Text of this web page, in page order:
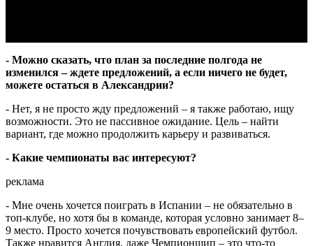
- Можно сказать, что план за последние полгода не
изменился – ждете предложений, а если ничего не будет,
можете остаться в Александрии?
- Нет, я не просто жду предложений – я также работаю, ищу
возможности. Это не пассивное ожидание. Цель – найти
вариант, где можно продолжить карьеру и развиваться.
- Какие чемпионаты вас интересуют?
реклама
- Мне очень хочется поиграть в Испании – не обязательно в
топ-клубе, но хотя бы в команде, которая условно занимает 8–
9 место. Просто хочется почувствовать европейский футбол.
Также нравится Англия, даже Чемпионшип – это что-то